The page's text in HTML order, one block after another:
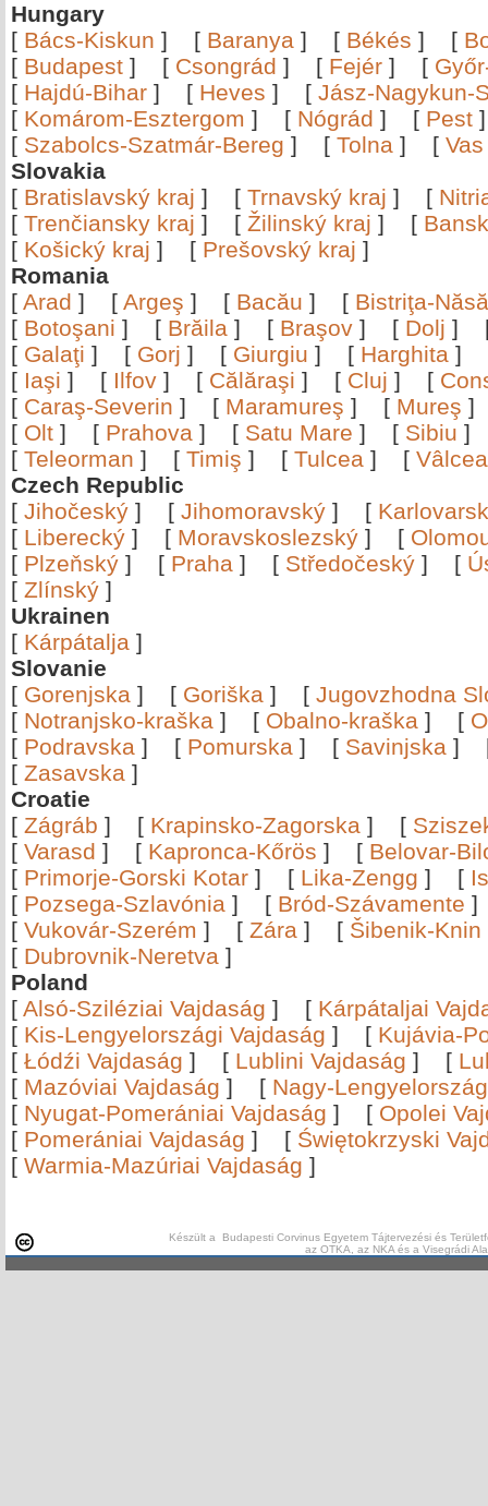
Hungary
[ Bács-Kiskun ] [ Baranya ] [ Békés ] [
[ Budapest ] [ Csongrád ] [ Fejér ] [
[ Hajdú-Bihar ] [ Heves ] [ Jász-Nagykun-
[ Komárom-Esztergom ] [ Nógrád ] [ Pest
[ Szabolcs-Szatmár-Bereg ] [ Tolna ] [ Vas
Slovakia
[ Bratislavský kraj ] [ Trnavský kraj ] [
[ Trenčiansky kraj ] [ Žilinský kraj ] [
[ Košický kraj ] [ Prešovský kraj ]
Romania
[ Arad ] [ Argeş ] [ Bacău ] [ Bistriţa-
[ Botoşani ] [ Brăila ] [ Braşov ] [ Dolj ]
[ Galaţi ] [ Gorj ] [ Giurgiu ] [ Harghita ]
[ Iaşi ] [ Ilfov ] [ Călăraşi ] [ Cluj ] [
[ Caraş-Severin ] [ Maramureş ] [ Mureş
[ Olt ] [ Prahova ] [ Satu Mare ] [ Sibiu
[ Teleorman ] [ Timiş ] [ Tulcea ] [
Czech Republic
[ Jihočeský ] [ Jihomoravský ] [
[ Liberecký ] [ Moravskoslezský ] [
[ Plzeňský ] [ Praha ] [ Středočeský ] [
[ Zlínský ]
Ukrainen
[ Kárpátalja ]
Slovanie
[ Gorenjska ] [ Goriška ] [ Jugovzhodna
[ Notranjsko-kraška ] [ Obalno-kraška ] [
[ Podravska ] [ Pomurska ] [ Savinjska ]
[ Zasavska ]
Croatie
[ Zágráb ] [ Krapinsko-Zagorska ] [
[ Varasd ] [ Kapronca-Kőrös ] [ Belovar-
[ Primorje-Gorski Kotar ] [ Lika-Zengg ] [
[ Pozsega-Szlavónia ] [ Bród-Szávamente
[ Vukovár-Szerém ] [ Zára ] [ Šibenik-Knin
[ Dubrovnik-Neretva ]
Poland
[ Alsó-Sziléziai Vajdaság ] [ Kárpátaljai
[ Kis-Lengyelországi Vajdaság ] [ Kujávia-
[ Łódźi Vajdaság ] [ Lublini Vajdaság ] [
[ Mazóviai Vajdaság ] [ Nagy-
[ Nyugat-Pomerániai Vajdaság ] [ Opolei
[ Pomerániai Vajdaság ] [ Świętokrzyski
[ Warmia-Mazúriai Vajdaság ]
Készült a Budapesti Corvinus Egyetem Tájtervezési és
az OTKA, az NKA és a Visegrádi